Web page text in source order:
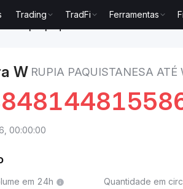
Trading TradFi Ferramentas
W RUPIA PAQUISTANESA ATÉ
00:00:00
em 24h
Quantidade em